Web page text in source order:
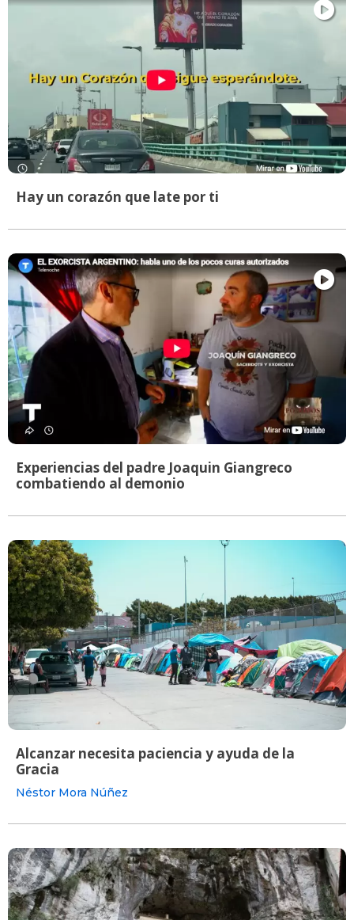
Hay un corazón que late por ti
Experiencias del padre Joaquin Giangreco
combatiendo al demonio
Alcanzar necesita paciencia y ayuda de la
Gracia
Néstor Mora Núñez